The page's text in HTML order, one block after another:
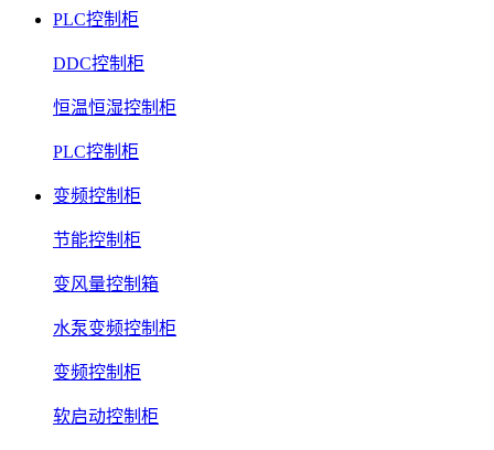
PLC控制柜
DDC控制柜
恒温恒湿控制柜
PLC控制柜
变频控制柜
节能控制柜
变风量控制箱
水泵变频控制柜
变频控制柜
软启动控制柜